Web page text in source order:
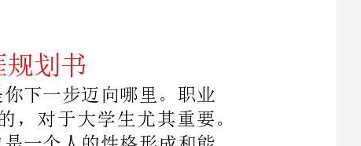
生涯规划对于每个人来说都是必不可少的，对于大学生尤其重要。
大学时代可谓是人一生中的黄金时代，也是一个人的性格形成和能
力发展一个重要的阶段，大学生做好职业生涯规划规划，结合自己
大学生就业问题成为了社会各界关注的问题，大学生就业心理